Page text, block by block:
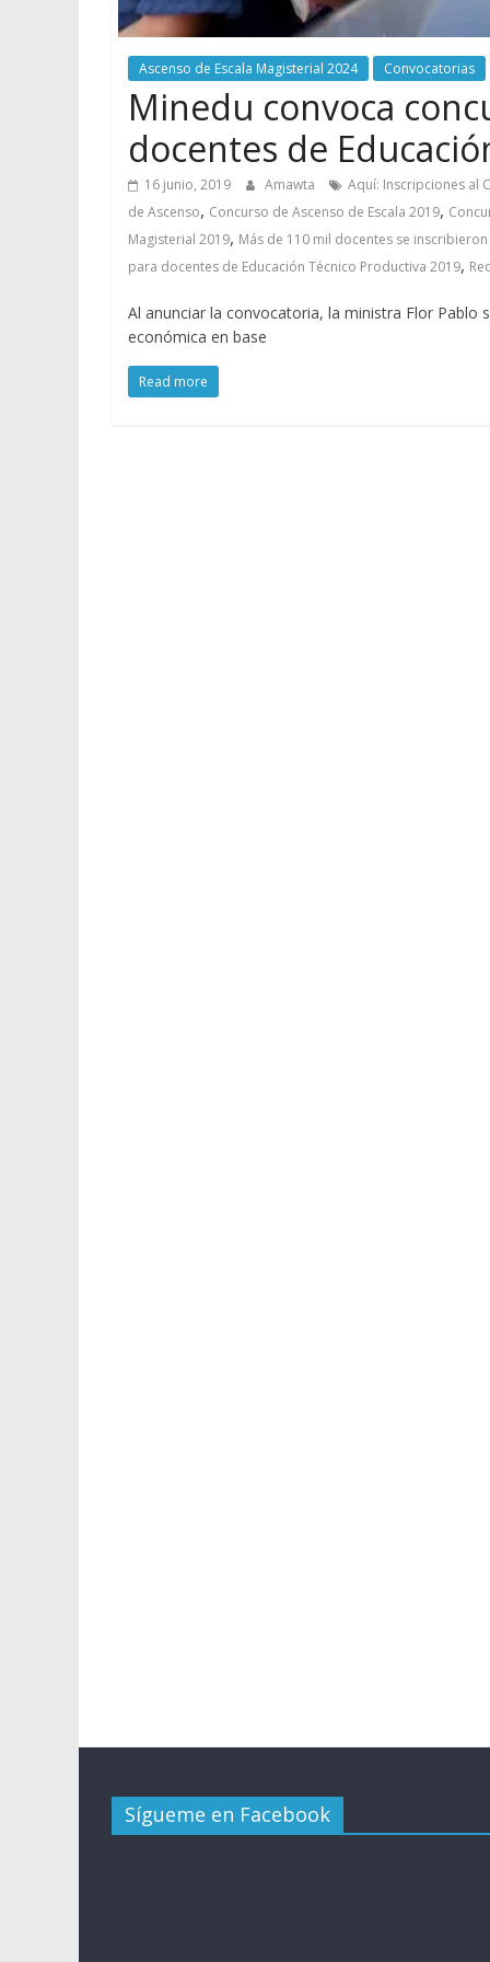
Ascenso de Escala Magisterial 2024 Convocatorias
Minedu convoca
docentes de
16 junio, 2019 Amawta
Aquí: Inscripciones al
de Ascenso, Concurso de Ascenso de Escala 2019,
Magisterial 2019, Más de 110 mil docentes se
para docentes de Educación Técnico Productiva 2019,
Al anunciar la convocatoria, la ministra Flor
económica en base
Read more
Sígueme en Facebook